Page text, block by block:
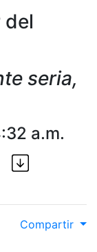
seria,
a.m.
Compartir